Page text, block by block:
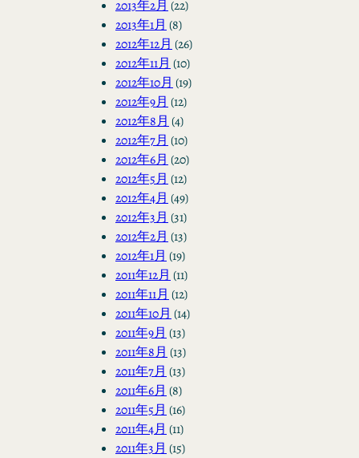
2013年2月 (22)
2013年1月 (8)
2012年12月 (26)
2012年11月 (10)
2012年10月 (19)
2012年9月 (12)
2012年8月 (4)
2012年7月 (10)
2012年6月 (20)
2012年5月 (12)
2012年4月 (49)
2012年3月 (31)
2012年2月 (13)
2012年1月 (19)
2011年12月 (11)
2011年11月 (12)
2011年10月 (14)
2011年9月 (13)
2011年8月 (13)
2011年7月 (13)
2011年6月 (8)
2011年5月 (16)
2011年4月 (11)
2011年3月 (15)